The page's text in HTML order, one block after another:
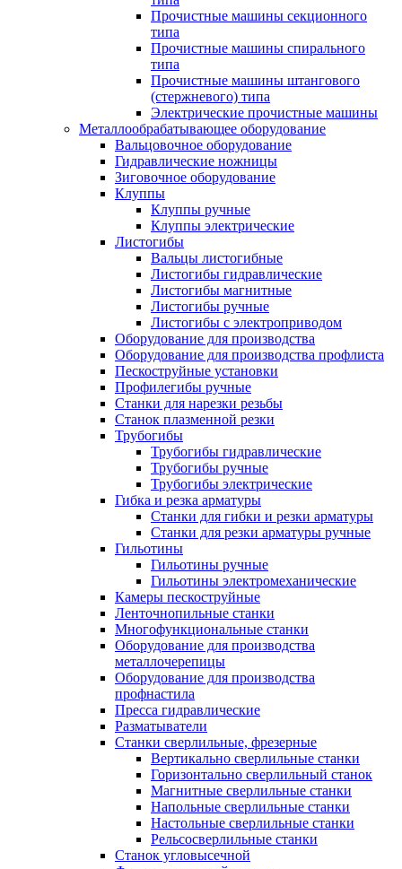
Прочистные машины секционного
типа
Прочистные машины спирального
типа
Прочистные машины штангового
(стержневого) типа
Электрические прочистные машины
Металлообрабатывающее оборудование
Вальцовочное оборудование
Гидравлические ножницы
Зиговочное оборудование
Клуппы
Клуппы ручные
Клуппы электрические
Листогибы
Вальцы листогибные
Листогибы гидравлические
Листогибы магнитные
Листогибы ручные
Листогибы с электроприводом
Оборудование для производства
Оборудование для производства профлиста
Пескоструйные установки
Профилегибы ручные
Станки для нарезки резьбы
Станок плазменной резки
Трубогибы
Трубогибы гидравлические
Трубогибы ручные
Трубогибы электрические
Гибка и резка арматуры
Станки для гибки и резки арматуры
Станки для резки арматуры ручные
Гильотины
Гильотины ручные
Гильотины электромеханические
Камеры пескоструйные
Ленточнопильные станки
Многофункциональные станки
Оборудование для производства
металлочерепицы
Оборудование для производства
профнастила
Пресса гидравлические
Разматыватели
Станки сверлильные, фрезерные
Вертикально сверлильные станки
Горизонтально сверлильный станок
Магнитные сверлильные станки
Напольные сверлильные станки
Настольные сверлильные станки
Рельсосверлильные станки
Станок угловысечной